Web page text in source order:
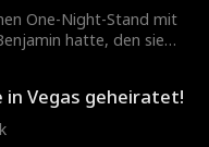
One-Night-Stand mit
hatte, den sie
wird durch den
Designstudios
in Vegas geheiratet!